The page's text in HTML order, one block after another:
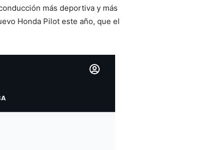
más deportiva y más
Honda Pilot este año, que el